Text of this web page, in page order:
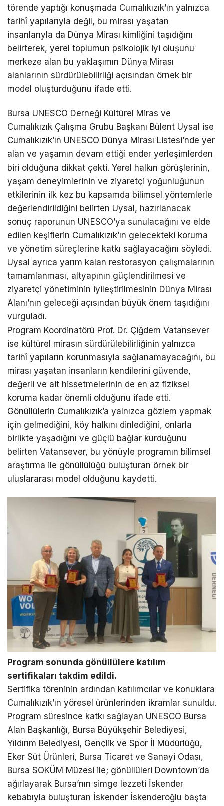
törende yaptığı konuşmada Cumalıkızık’ın yalnızca
tarihî yapılarıyla değil, bu mirası yaşatan
insanlarıyla da Dünya Mirası kimliğini taşıdığını
belirterek, yerel toplumun psikolojik iyi oluşunu
merkeze alan bu yaklaşımın Dünya Mirası
alanlarının sürdürülebilirliği açısından örnek bir
model oluşturduğunu ifade etti.
Bursa UNESCO Derneği Kültürel Miras ve
Cumalıkızık Çalışma Grubu Başkanı Bülent Uysal ise
Cumalıkızık’ın UNESCO Dünya Mirası Listesi’nde yer
alan ve yaşamın devam ettiği ender yerleşimlerden
biri olduğuna dikkat çekti. Yerel halkın görüşlerinin,
yaşam deneyimlerinin ve ziyaretçi yoğunluğunun
etkilerinin ilk kez bu kapsamda bilimsel yöntemlerle
değerlendirildiğini belirten Uysal, hazırlanacak
sonuç raporunun UNESCO’ya sunulacağını ve elde
edilen keşiflerin Cumalıkızık’ın gelecekteki koruma
ve yönetim süreçlerine katkı sağlayacağını söyledi.
Uysal ayrıca yarım kalan restorasyon çalışmalarının
tamamlanması, altyapının güçlendirilmesi ve
ziyaretçi yönetiminin iyileştirilmesinin Dünya Mirası
Alanı’nın geleceği açısından büyük önem taşıdığını
vurguladı.
Program Koordinatörü Prof. Dr. Çiğdem Vatansever
ise kültürel mirasın sürdürülebilirliğinin yalnızca
tarihî yapıların korunmasıyla sağlanamayacağını, bu
mirası yaşatan insanların kendilerini güvende,
değerli ve ait hissetmelerinin de en az fiziksel
koruma kadar önemli olduğunu ifade etti.
Gönüllülerin Cumalıkızık’a yalnızca gözlem yapmak
için gelmediğini, köy halkını dinlediğini, onlarla
birlikte yaşadığını ve güçlü bağlar kurduğunu
belirten Vatansever, bu yönüyle programın bilimsel
araştırma ile gönüllülüğü buluşturan örnek bir
uluslararası model olduğunu kaydetti.
Program sonunda gönüllülere katılım
sertifikaları takdim edildi.
Sertifika töreninin ardından katılımcılar ve konuklara
Cumalıkızık’ın yöresel ürünlerinden ikramlar sunuldu.
Program süresince katkı sağlayan UNESCO Bursa
Alan Başkanlığı, Bursa Büyükşehir Belediyesi,
Yıldırım Belediyesi, Gençlik ve Spor İl Müdürlüğü,
Eker Süt Ürünleri, Bursa Ticaret ve Sanayi Odası,
Bursa SOKÜM Müzesi ile; gönüllüleri Downtown’da
ağırlayarak Bursa’nın simge lezzeti İskender
kebabıyla buluşturan İskender İskenderoğlu başta